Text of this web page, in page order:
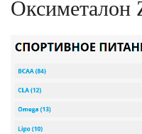
Оксиметалон